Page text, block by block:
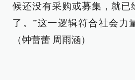
候还没有采购或募集，就已
了。”这一逻辑符合社会力
（钟蕾蕾 周雨涵）